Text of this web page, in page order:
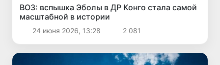
ВОЗ: вспышка Эболы в ДР Конго стала самой
масштабной в истории
24 июня 2026, 13:28 2 081